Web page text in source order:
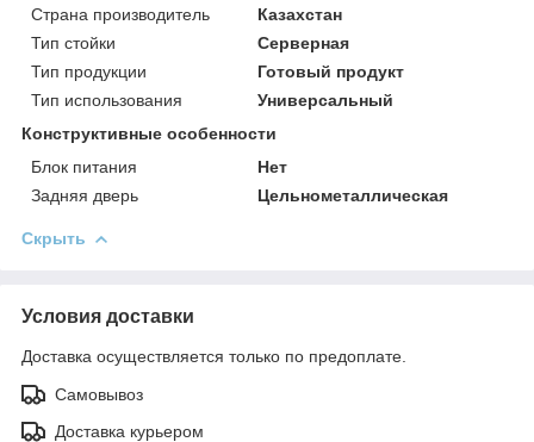
Страна производитель
Казахстан
Тип стойки
Серверная
Тип продукции
Готовый продукт
Тип использования
Универсальный
Конструктивные особенности
Блок питания
Нет
Задняя дверь
Цельнометаллическая
Скрыть
Условия доставки
Доставка осуществляется только по предоплате.
Самовывоз
Доставка курьером